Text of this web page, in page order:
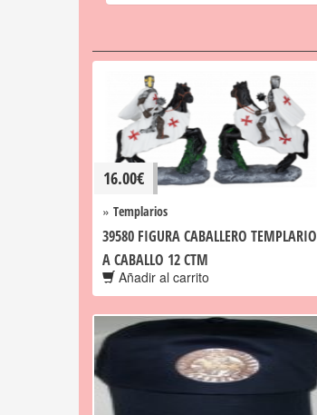
16.00€
» Templarios
39580 FIGURA CABALLERO TEMPLARIO
A CABALLO 12 CTM
Añadir al carrito